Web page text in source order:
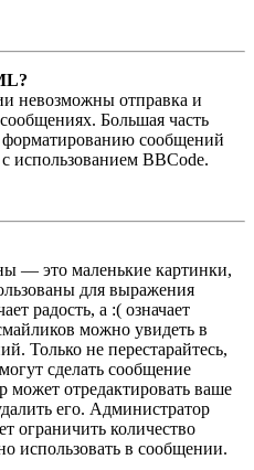
невозможны отправка и
Большая часть
сообщений
использованием BBCode.
— это маленькие картинки,
для выражения
радость, а :( означает
можно увидеть в
Только не перестарайтесь,
сделать сообщение
может отредактировать ваше
его. Администратор
ограничить количество
использовать в сообщении.